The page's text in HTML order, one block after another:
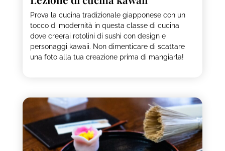
Prova la cucina tradizionale giapponese con un
tocco di modernità in questa classe di cucina
dove creerai rotolini di sushi con design e
personaggi kawaii. Non dimenticare di scattare
una foto alla tua creazione prima di mangiarla!